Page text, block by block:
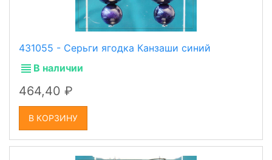
431055 - Серьги ягодка Канзаши синий
В наличии
464,40
В КОРЗИНУ